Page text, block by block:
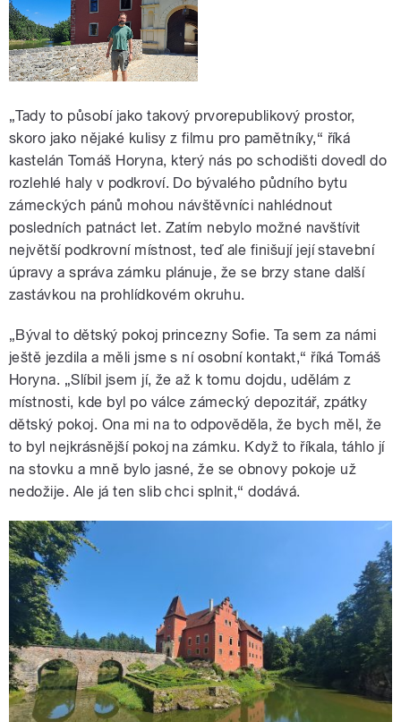
„Tady to působí jako takový prvorepublikový prostor,
skoro jako nějaké kulisy z filmu pro pamětníky,“ říká
kastelán Tomáš Horyna, který nás po schodišti dovedl do
rozlehlé haly v podkroví. Do bývalého půdního bytu
zámeckých pánů mohou návštěvníci nahlédnout
posledních patnáct let. Zatím nebylo možné navštívit
největší podkrovní místnost, teď ale finišují její stavební
úpravy a správa zámku plánuje, že se brzy stane další
zastávkou na prohlídkovém okruhu.
„Býval to dětský pokoj princezny Sofie. Ta sem za námi
ještě jezdila a měli jsme s ní osobní kontakt,“ říká Tomáš
Horyna. „Slíbil jsem jí, že až k tomu dojdu, udělám z
místnosti, kde byl po válce zámecký depozitář, zpátky
dětský pokoj. Ona mi na to odpověděla, že bych měl, že
to byl nejkrásnější pokoj na zámku. Když to říkala, táhlo jí
na stovku a mně bylo jasné, že se obnovy pokoje už
nedožije. Ale já ten slib chci splnit,“ dodává.